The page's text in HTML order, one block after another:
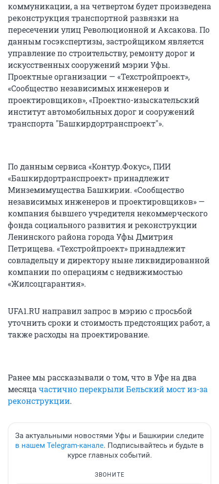
коммуникации, а на четвертом будет произведена
реконструкция транспортной развязки на
пересечении улиц Революционной и Аксакова. По
данным госэкспертизы, застройщиком является
управление по строительству, ремонту дорог и
искусственных сооружений мэрии Уфы.
Проектные организации — «Техстройпроект»,
«Сообщество независимых инженеров и
проектировщиков», «Проектно-изыскательский
институт автомобильных дорог и сооружений
транспорта "Башкирдортранспроект"».
По данным сервиса «Контур.Фокус», ПИИ
«Башкирдортранспроект» принадлежит
Минземимущества Башкирии. «Сообщество
независимых инженеров и проектировщиков» —
компания бывшего учредителя некоммерческого
фонда социального развития и реконструкции
Ленинского района города Уфы Дмитрия
Петрищева. «Техстройпроект» принадлежит
совладельцу и директору ныне ликвидированной
компании по операциям с недвижимостью
«Жилсоцгарантия».
UFA1.RU направил запрос в мэрию с просьбой
уточнить сроки и стоимость предстоящих работ, а
также расходы на проектирование.
Ранее мы рассказывали о том, что в Уфе на два
месяца частично перекрыли Бельский мост из-за
реконструкции.
За актуальными новостями Уфы и Башкирии следите
в нашем Telegram-канале. Подписывайтесь и будьте в
курсе главных событий.
ЗВОНИТЕ